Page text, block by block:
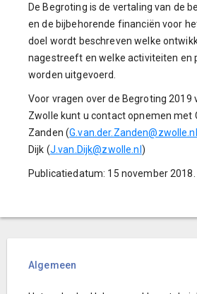
De Begroting is de vertaling van de
en de bijbehorende financiën voor
doel wordt beschreven welke
nagestreeft en welke activiteiten en
worden uitgevoerd.
Voor vragen over de Begroting 2019
Zwolle kunt u contact opnemen met
Zanden (G.van.der.Zanden@zwolle.nl
Dijk (J.van.Dijk@zwolle.nl )
Publicatiedatum: 15 november 2018.
Algemeen